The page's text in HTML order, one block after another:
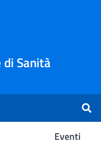
Sanità
Eventi